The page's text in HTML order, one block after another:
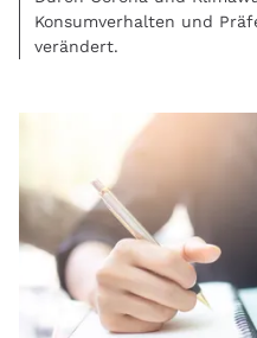
Konsumverhalten und
verändert.